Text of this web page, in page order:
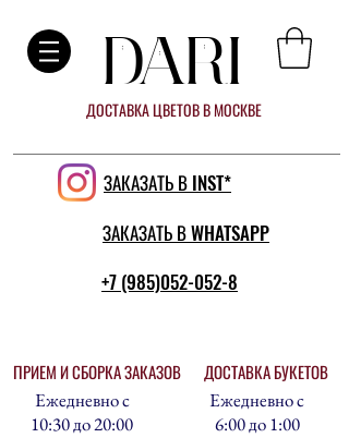
ДОСТАВКА ЦВЕТОВ В МОСКВЕ
DARI
ЗАКАЗАТЬ В INST*
ЗАКАЗАТЬ В WHATSAPP
+7 (985)052-052-8
ПРИЕМ И СБОРКА ЗАКАЗОВ
Ежедневно с
10:30 до 20:00
ДОСТАВКА БУКЕТОВ
Ежедневно с
6:00 до 1:00